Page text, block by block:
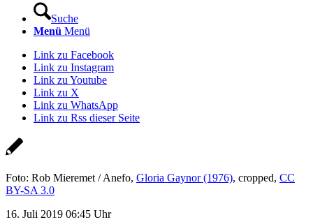
Suche
Menü Menü
Link zu Facebook
Link zu Instagram
Link zu Youtube
Link zu X
Link zu WhatsApp
Link zu Rss dieser Seite
Foto: Rob Mieremet / Anefo, Gloria Gaynor (1976), cropped, CC
BY-SA 3.0
16. Juli 2019 06:45 Uhr